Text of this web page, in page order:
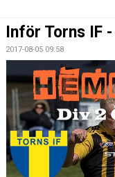
TRUPPEN
BILDGALLERI
ÅRETS TORNARE
Inför Torns IF
2017-08-05 09:58